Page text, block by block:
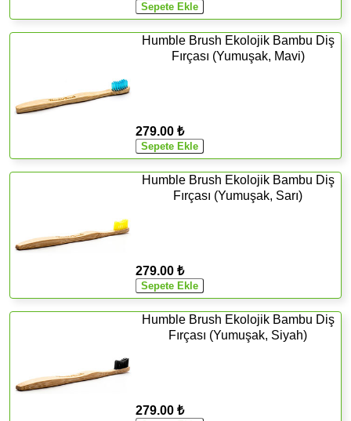
Humble Brush Ekolojik Bambu Diş
Fırçası (Yumuşak, Mavi)
279.00 ₺
Humble Brush Ekolojik Bambu Diş
Fırçası (Yumuşak, Sarı)
279.00 ₺
Humble Brush Ekolojik Bambu Diş
Fırçası (Yumuşak, Siyah)
279.00 ₺